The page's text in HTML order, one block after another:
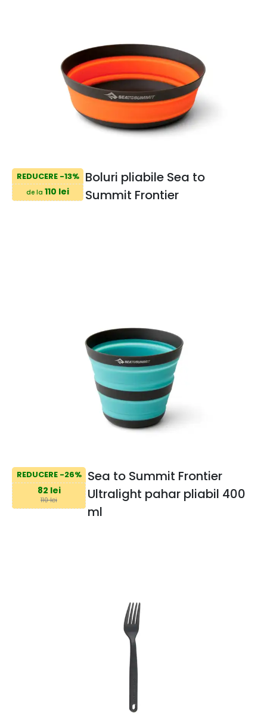
REDUCERE -13%
de la 110 lei
Boluri pliabile Sea to
Summit Frontier
REDUCERE -26%
82 lei
110 lei
Sea to Summit Frontier
Ultralight pahar pliabil 400
ml